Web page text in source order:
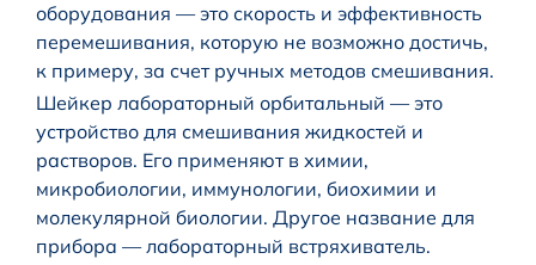
оборудования — это скорость и эффективность
перемешивания, которую не возможно достичь,
к примеру, за счет ручных методов смешивания.
Шейкер лабораторный орбитальный — это
устройство для смешивания жидкостей и
растворов. Его применяют в химии,
микробиологии, иммунологии, биохимии и
молекулярной биологии. Другое название для
прибора — лабораторный встряхиватель.